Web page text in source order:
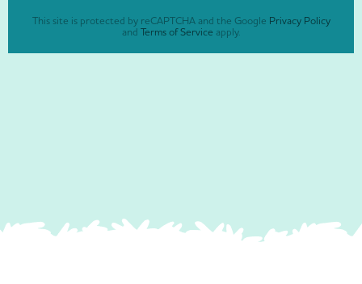
This site is protected by reCAPTCHA and the Google Privacy Policy
and Terms of Service apply.